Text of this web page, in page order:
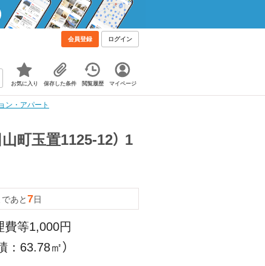
会員登録 ログイン
お気に入り 保存した条件 閲覧履歴 マイページ
ン・アパート
町玉置1125-12） 1
あと7日
費等1,000円
：63.78㎡）